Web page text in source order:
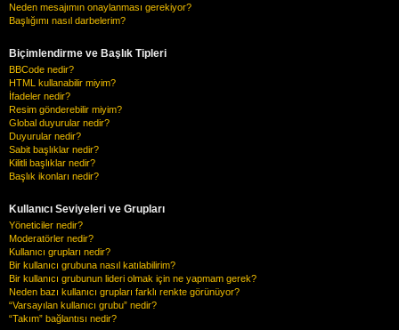
Neden mesajımın onaylanması gerekiyor?
Başlığımı nasıl darbelerim?
Biçimlendirme ve Başlık Tipleri
BBCode nedir?
HTML kullanabilir miyim?
İfadeler nedir?
Resim gönderebilir miyim?
Global duyurular nedir?
Duyurular nedir?
Sabit başlıklar nedir?
Kilitli başlıklar nedir?
Başlık ikonları nedir?
Kullanıcı Seviyeleri ve Grupları
Yöneticiler nedir?
Moderatörler nedir?
Kullanıcı grupları nedir?
Bir kullanıcı grubuna nasıl katılabilirim?
Bir kullanıcı grubunun lideri olmak için ne yapmam gerek?
Neden bazı kullanıcı grupları farklı renkte görünüyor?
“Varsayılan kullanıcı grubu” nedir?
“Takım” bağlantısı nedir?